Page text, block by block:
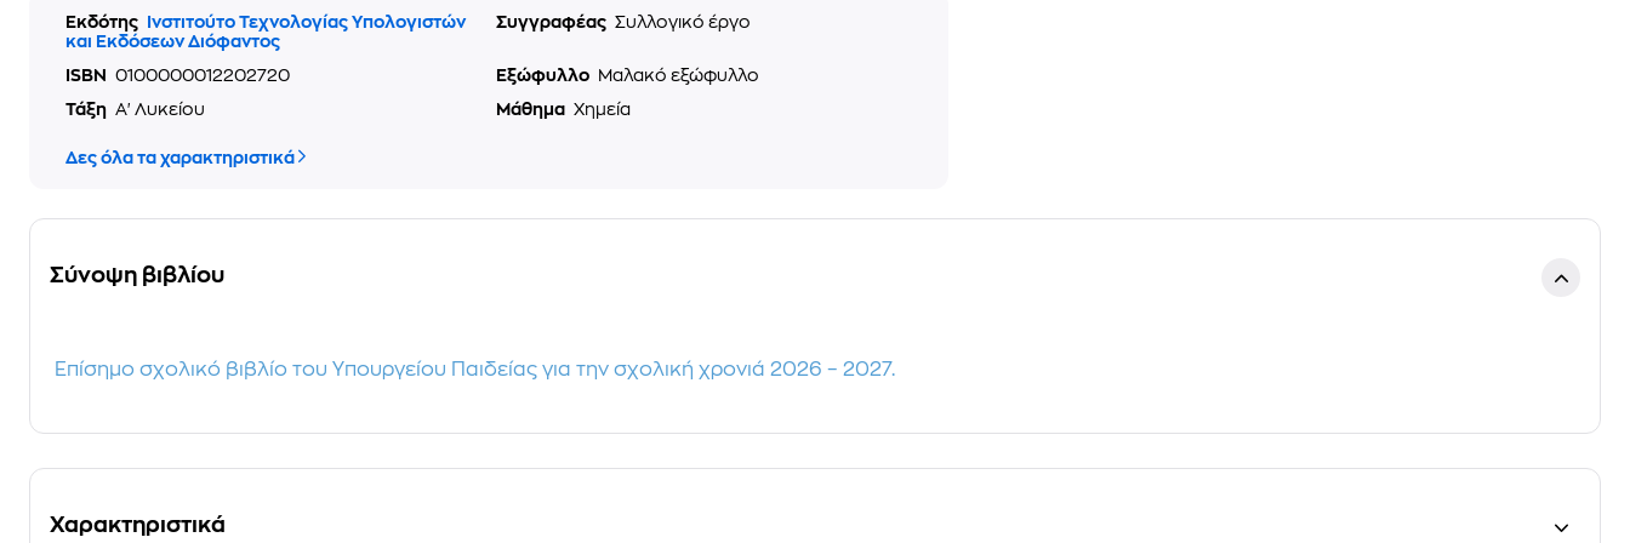
Εκδότης
Ινστιτούτο Τεχνολογίας Υπολογιστών
και Εκδόσεων Διόφαντος
Συγγραφέας Συλλογικό έργο
ISBN 0100000012202720 Εξώφυλλο
Μαλακό εξώφυλλο
Τάξη Α' Λυκείου Μάθημα Χημεία
Δες όλα τα χαρακτηριστικά
Σύνοψη βιβλίου
Επίσημο σχολικό βιβλίο του Υπουργείου Παιδείας για την σχολική χρονιά 2026 – 2027.
Χαρακτηριστικά